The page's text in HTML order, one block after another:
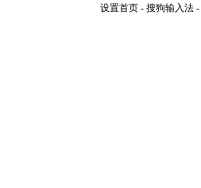
设置首页- 搜狗输入法-